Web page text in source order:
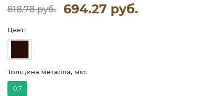
818.78 руб. 694.27 руб.
Цвет:
Толщина металла, мм:
0.7